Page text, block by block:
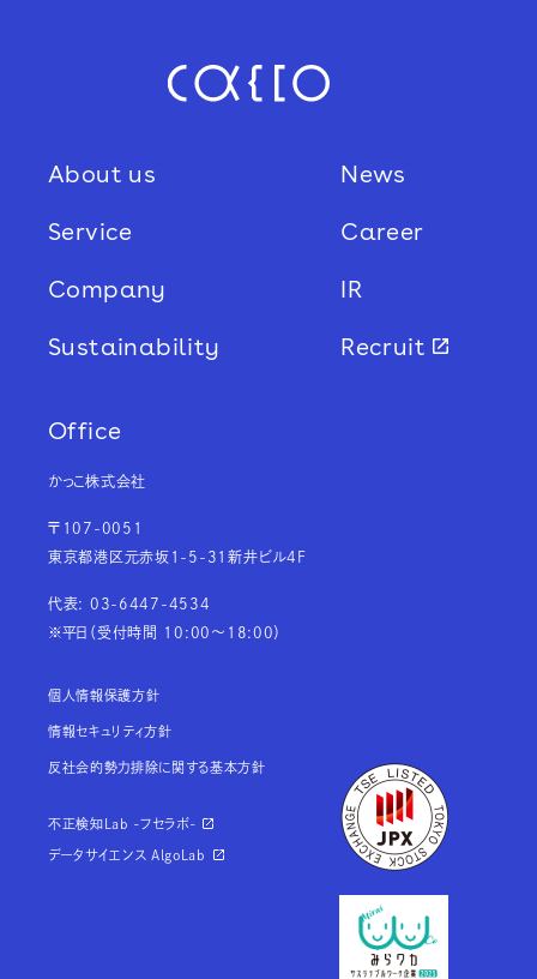
About us
Service
Company
Sustainability
News
Career
IR
Recruit
Office
かっこ株式会社
〒107-0051
東京都港区元赤坂1-5-31新井ビル4F
代表: 03-6447-4534
※平日（受付時間 10:00～18:00）
個人情報保護方針
情報セキュリティ方針
反社会的勢力排除に関する基本方針
不正検知Lab -フセラボ-
データサイエンス AlgoLab